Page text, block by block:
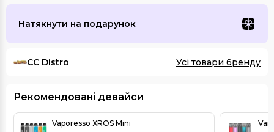
Натякнути на подарунок
CC Distro Усі товари бренду
Рекомендовані девайси
Vaporesso XROS Mini